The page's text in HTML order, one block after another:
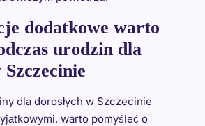
dodatkowe warto
urodzin dla
Szczecinie
dla dorosłych w Szczecinie
warto pomyśleć o